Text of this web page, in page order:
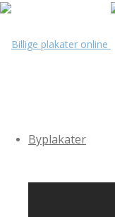
Byplakater